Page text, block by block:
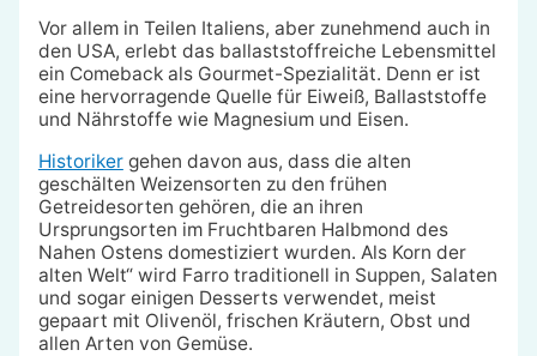
Vor allem in Teilen Italiens, aber zunehmend auch in
den USA, erlebt das ballaststoffreiche Lebensmittel
ein Comeback als Gourmet-Spezialität. Denn er ist
eine hervorragende Quelle für Eiweiß, Ballaststoffe
und Nährstoffe wie Magnesium und Eisen.
Historikergehen davon aus, dass die alten
geschälten Weizensorten zu den frühen
Getreidesorten gehören, die an ihren
Ursprungsorten im Fruchtbaren Halbmond des
Nahen Ostens domestiziert wurden. Als Korn der
alten Welt“ wird Farro traditionell in Suppen, Salaten
und sogar einigen Desserts verwendet, meist
gepaart mit Olivenöl, frischen Kräutern, Obst und
allen Arten von Gemüse.